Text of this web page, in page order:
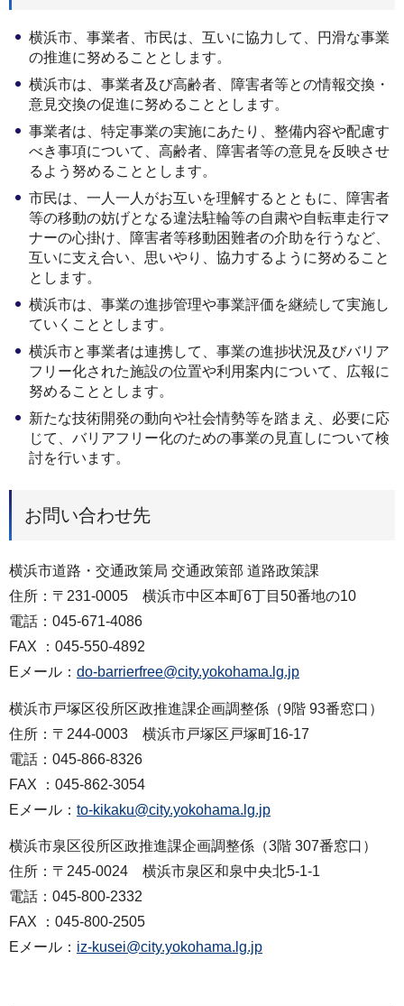
横浜市、事業者、市民は、互いに協力して、円滑な事業
の推進に努めることとします。
横浜市は、事業者及び高齢者、障害者等との情報交換・
意見交換の促進に努めることとします。
事業者は、特定事業の実施にあたり、整備内容や配慮す
べき事項について、高齢者、障害者等の意見を反映させ
るよう努めることとします。
市民は、一人一人がお互いを理解するとともに、障害者
等の移動の妨げとなる違法駐輪等の自粛や自転車走行マ
ナーの心掛け、障害者等移動困難者の介助を行うなど、
互いに支え合い、思いやり、協力するように努めること
とします。
横浜市は、事業の進捗管理や事業評価を継続して実施し
ていくこととします。
横浜市と事業者は連携して、事業の進捗状況及びバリア
フリー化された施設の位置や利用案内について、広報に
努めることとします。
新たな技術開発の動向や社会情勢等を踏まえ、必要に応
じて、バリアフリー化のための事業の見直しについて検
討を行います。
お問い合わせ先
横浜市道路・交通政策局 交通政策部 道路政策課
住所：〒231-0005 横浜市中区本町6丁目50番地の10
電話：045-671-4086
FAX ：045-550-4892
Eメール： do-barrierfree@city.yokohama.lg.jp
横浜市戸塚区役所区政推進課企画調整係（9階 93番窓口）
住所：〒244-0003 横浜市戸塚区戸塚町16-17
電話：045-866-8326
FAX ：045-862-3054
Eメール： to-kikaku@city.yokohama.lg.jp
横浜市泉区役所区政推進課企画調整係（3階 307番窓口）
住所：〒245-0024 横浜市泉区和泉中央北5-1-1
電話：045-800-2332
FAX ：045-800-2505
Eメール： iz-kusei@city.yokohama.lg.jp